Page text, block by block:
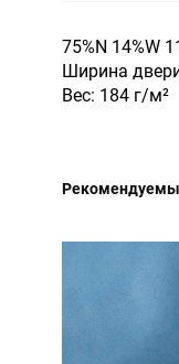
75%N 14%W
Ширина
Вес: 184 г/м²